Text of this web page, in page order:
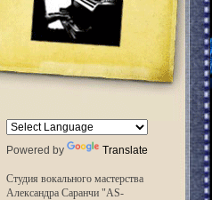
Powered by Translate
Студия вокального мастерства
Александра Саранчи "AS-